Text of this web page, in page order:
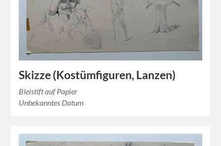
Skizze (Kostümfiguren, Lanzen)
Bleistift auf Papier
Unbekanntes Datum